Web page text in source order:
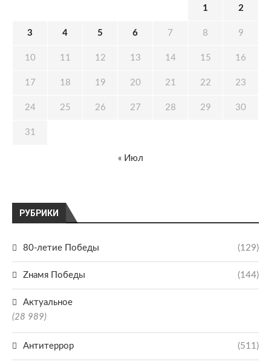
РУБРИКИ
80-летие Победы (129)
Zнамя Победы (144)
Актуальное
(28 989)
Антитеррор (511)
1 2
3 4 5 6 7 8 9
10 11 12 13 14 15 16
17 18 19 20 21 22 23
24 25 26 27 28 29 30
31
« Июл